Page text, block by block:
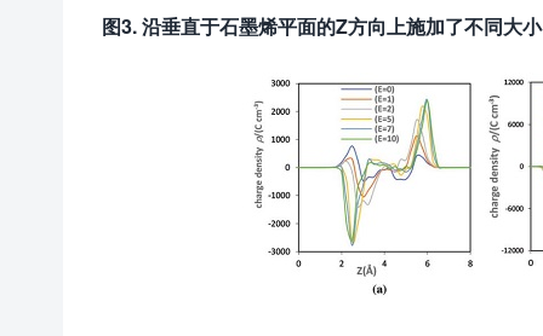
图3. 沿垂直于石墨烯平面的Z方向上施加了不同大